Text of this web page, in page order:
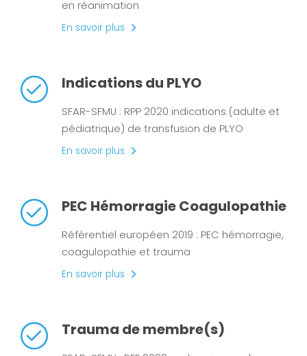
en réanimation
En savoir plus
Indications du PLYO
SFAR-SFMU : RPP 2020 indications (adulte et
pédiatrique) de transfusion de PLYO
En savoir plus
PEC Hémorragie Coagulopathie
Référentiel européen 2019 : PEC hémorragie,
coagulopathie et trauma
En savoir plus
Trauma de membre(s)